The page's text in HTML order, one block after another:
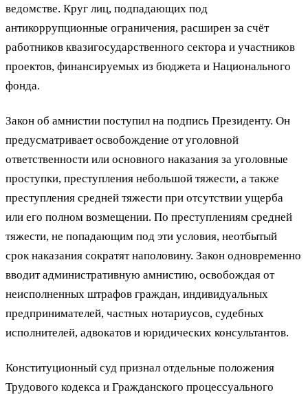
ведомстве. Круг лиц, подпадающих под
антикоррупционные ограничения, расширен за счёт
работников квазигосударственного сектора и участников
проектов, финансируемых из бюджета и Национального
фонда.
Закон об амнистии поступил на подпись Президенту. Он
предусматривает освобождение от уголовной
ответственности или основного наказания за уголовные
проступки, преступления небольшой тяжести, а также
преступления средней тяжести при отсутствии ущерба
или его полном возмещении. По преступлениям средней
тяжести, не попадающим под эти условия, неотбытый
срок наказания сократят наполовину. Закон одновременно
вводит административную амнистию, освобождая от
неисполненных штрафов граждан, индивидуальных
предпринимателей, частных нотариусов, судебных
исполнителей, адвокатов и юридических консультантов.
Конституционный суд признал отдельные положения
Трудового кодекса и Гражданского процессуального